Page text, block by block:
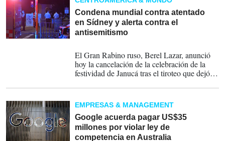
Condena mundial contra atentado
en Sídney y alerta contra el
antisemitismo
El Gran Rabino ruso, Berel Lazar, anunció
hoy la cancelación de la celebración de la
festividad de Janucá tras el tiroteo que dejó
primera vez desde 1991, año en que se
desintegró la Unión Soviética, que la Janucá
no tendrá lugar en la capital rusa, según
informa la agencia Interfax.
EMPRESAS & MANAGEMENT
Google acuerda pagar US$35
millones por violar ley de
competencia en Australia